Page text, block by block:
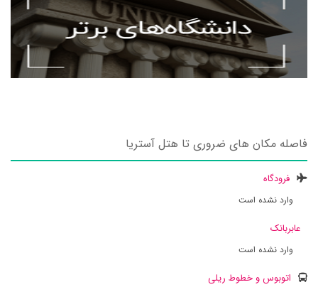
فاصله مکان های ضروری تا هتل آستریا
فرودگاه
وارد نشده است
عابربانک
وارد نشده است
اتوبوس و خطوط ریلی